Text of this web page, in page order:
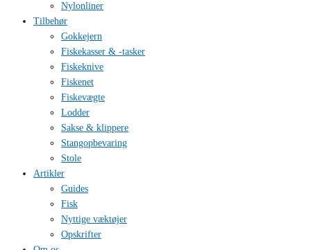
Nylonliner
Tilbehør
Gokkejern
Fiskekasser & -tasker
Fiskeknive
Fiskenet
Fiskevægte
Lodder
Sakse & klippere
Stangopbevaring
Stole
Artikler
Guides
Fisk
Nyttige væktøjer
Opskrifter